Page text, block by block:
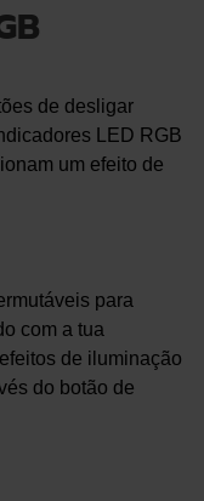
de desligar
LED RGB
um efeito de
para
com a tua
de iluminação
do botão de